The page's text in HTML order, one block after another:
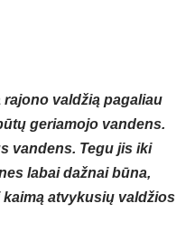
valdžią pagaliau
geriamojo vandens.
vandens. Tegu jis iki
labai dažnai būna,
atvykusių valdžios